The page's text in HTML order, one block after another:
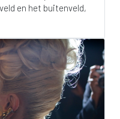
en het buitenveld,